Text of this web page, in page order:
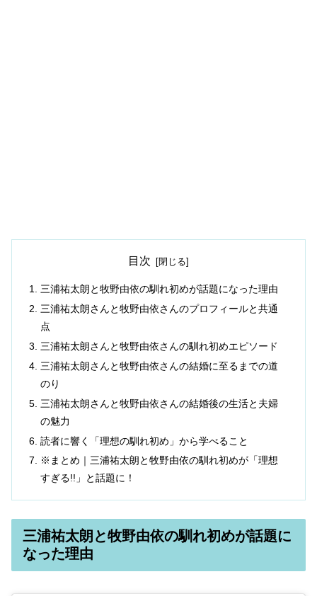
目次
三浦祐太朗と牧野由依の馴れ初めが話題になった理由
三浦祐太朗さんと牧野由依さんのプロフィールと共通
点
三浦祐太朗さんと牧野由依さんの馴れ初めエピソード
三浦祐太朗さんと牧野由依さんの結婚に至るまでの道
のり
三浦祐太朗さんと牧野由依さんの結婚後の生活と夫婦
の魅力
読者に響く「理想の馴れ初め」から学べること
※まとめ｜三浦祐太朗と牧野由依の馴れ初めが「理想
すぎる!!」と話題に！
三浦祐太朗と牧野由依の馴れ初めが話題に
なった理由